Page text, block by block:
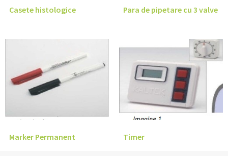
Casete histologice Para de pipetare cu 3 valve
Marker Permanent Timer